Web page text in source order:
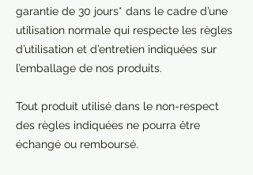
garantie de 30 jours* dans le cadre d’une
utilisation normale qui respecte les règles
d’utilisation et d’entretien indiquées sur
l’emballage de nos produits.
Tout produit utilisé dans le non-respect
des règles indiquées ne pourra être
échangé ou remboursé.